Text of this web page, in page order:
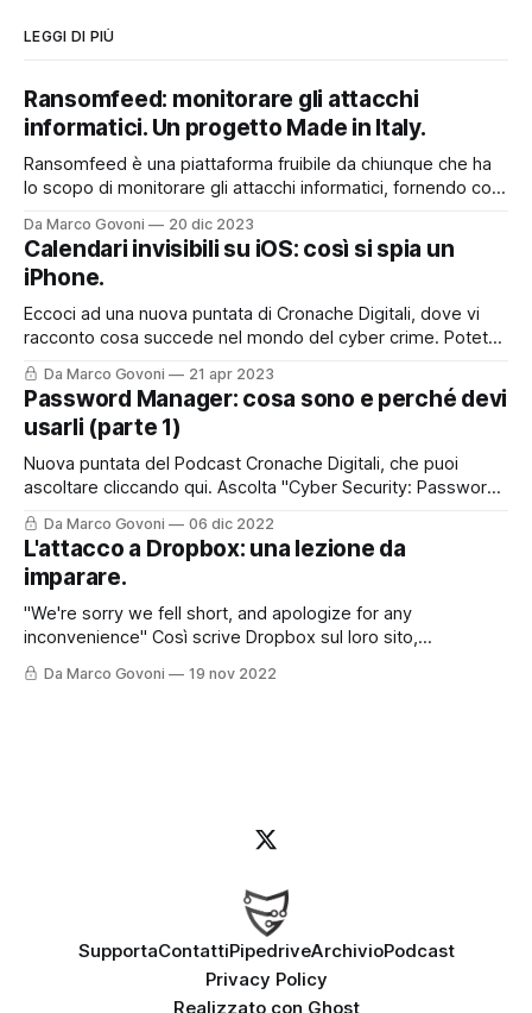
LEGGI DI PIÙ
Ransomfeed: monitorare gli attacchi
informatici. Un progetto Made in Italy.
Ransomfeed è una piattaforma fruibile da chiunque che ha
lo scopo di monitorare gli attacchi informatici, fornendo così
security, ma non solo. E' anche uno strumento divulgativo
che permette a tutti quanti di poter accedere ad
informazioni che spesso
Da Marco Govoni 20 dic 2023
Calendari invisibili su iOS: così si spia un
iPhone.
Eccoci ad una nuova puntata di Cronache Digitali, dove vi
racconto cosa succede nel mondo del cyber crime. Potete
asoltare la puntata sul mio Podcast, cliccando qui o nel box
sottostante, oppure, continuare a leggere per trovare tutti i
riferimenti ed i link presenti nella storia del podcast di oggi.
Da Marco Govoni 21 apr 2023
Password Manager: cosa sono e perché devi
usarli (parte 1)
Nuova puntata del Podcast Cronache Digitali, che puoi
ascoltare cliccando qui. Ascolta "Cyber Security: Password
Manager. Cosa sono e perché devi usarli." su Spreaker.
Oggi vi lascio anche il contributo con questo post perché
l'argomento è molto interessante e certamente andrà
Da Marco Govoni 06 dic 2022
L'attacco a Dropbox: una lezione da
imparare.
"We're sorry we fell short, and apologize for any
inconvenience" Così scrive Dropbox sul loro sito,
raccontando come sia stato possibile - e come sia stato
gestito - un recente attacco informatico. Ma partiamo
Da Marco Govoni 19 nov 2022
SupportaContattiPipedriveArchivioPodcast
Privacy Policy
Realizzato con Ghost